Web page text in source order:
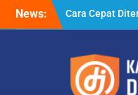
News:
Cara Cepat
– Tips Praktis
Cara Biar
– Panduan
Pencari Kerja